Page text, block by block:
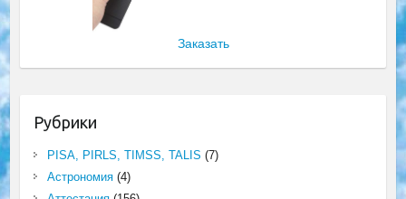
Заказать
Рубрики
PISA, PIRLS, TIMSS, TALIS (7)
Астрономия(4)